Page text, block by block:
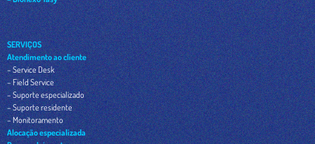
SERVIÇOS
Atendimento ao cliente
– Service Desk
– Field Service
– Suporte especializado
– Suporte residente
– Monitoramento
Alocação especializada